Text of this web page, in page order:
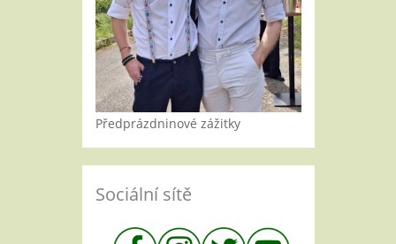
Předprázdninové zážitky
Sociální sítě